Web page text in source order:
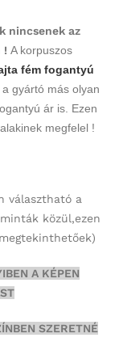
nincsenek az
! A korpuszos
fém fogantyú
gyártó más olyan
ár is. Ezen
megfelel !
választható a
közül,ezen
A KÉPEN
SZERETNÉ